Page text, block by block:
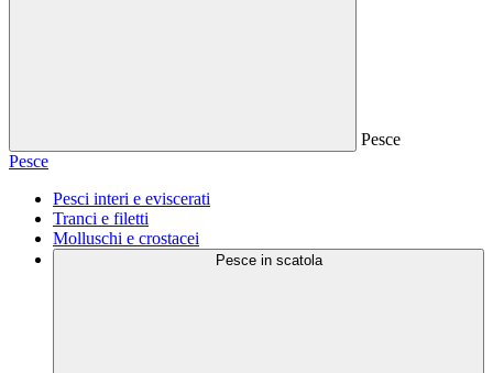
Pesce
Pesce
Pesci interi e eviscerati
Tranci e filetti
Molluschi e crostacei
Pesce in scatola